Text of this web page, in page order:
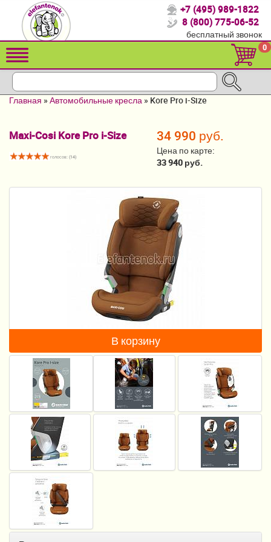
Спасибо, что выбрали нас!
Распродажа!
Детские коляски
Кровати для детей от 2-3 лет
Конверты, муфты
Детский транспорт
Постельные принадлежности
Качели, шезлонги
Манежи
Безопасность ребенка
Ходунки и прыгунки
Игры и развитие
Принадлежности для выписки
Сумки для мам и детей
Кенгуру и слинги
+7 (495) 989-1822
8 (800) 775-06-52
бесплатный звонок
0
Главная »Автомобильные кресла » Kore Pro i-Size
Maxi-Cosi Kore Pro i-Size
голосов: (14)
34 990 руб.
Цена по карте:
33 940 руб.
В корзину